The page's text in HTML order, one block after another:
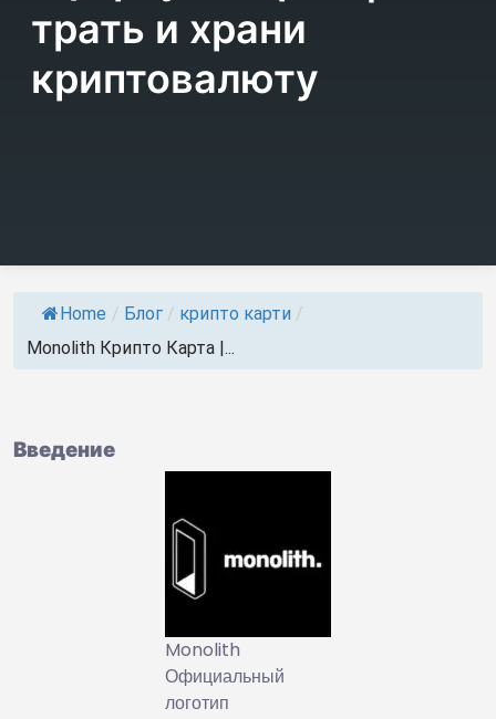
трать и храни
криптовалюту
Home / Блог / крипто карти /
Monolith Крипто Карта |...
Введение
Monolith
Официальный
логотип